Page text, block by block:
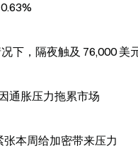
下，隔夜触及 76,000 美
通胀压力拖累市场
本周给加密带来压力